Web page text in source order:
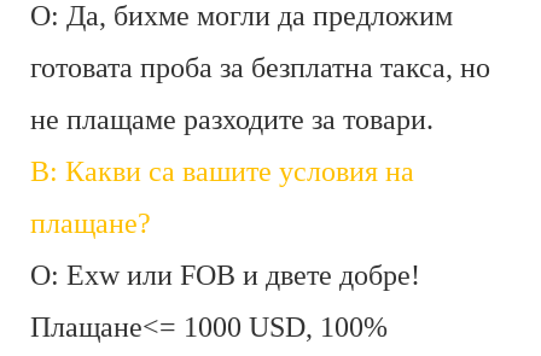
О: Да, бихме могли да предложим
готовата проба за безплатна такса, но
не плащаме разходите за товари.
В: Какви са вашите условия на
плащане?
О: Exw или FOB и двете добре!
Плащане<= 1000 USD, 100%